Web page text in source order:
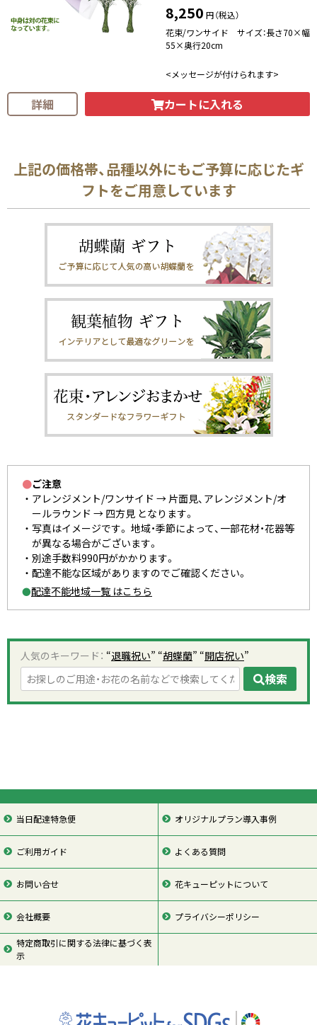
8,250 円（税込）
花束/ワンサイド サイズ：長さ70×幅
55×奥行20cm
<メッセージが付けられます>
詳細 カートに入れる
上記の価格帯、品種以外にもご予算に応じたギ
フトをご用意しています
●ご注意
アレンジメント/ワンサイド → 片面見、アレンジメント/オ
ールラウンド → 四方見 となります。
写真はイメージです。 地域・季節によって、一部花材・花器等
が異なる場合がございます。
別途手数料990円がかかります。
配達不能な区域がありますのでご確認ください。
●配達不能地域一覧 はこちら
人気のキーワード： “退職祝い” “胡蝶蘭” “開店祝い”
検索
当日配達特急便 オリジナルプラン導入事例
ご利用ガイド よくある質問
お問い合せ 花キューピットについて
会社概要 プライバシーポリシー
特定商取引に関する法律に基づく表
示